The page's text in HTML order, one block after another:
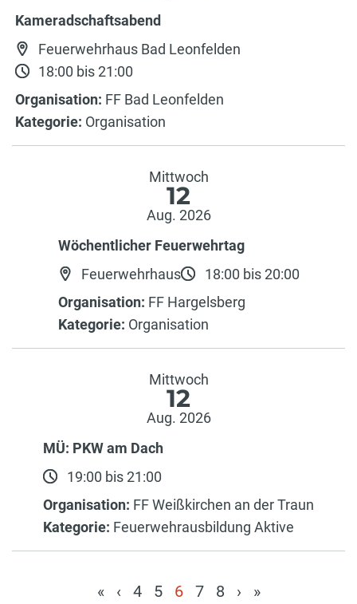
Kameradschaftsabend
Feuerwehrhaus Bad Leonfelden
18:00 bis 21:00
Organisation: FF Bad Leonfelden
Kategorie: Organisation
Mittwoch
12
Aug. 2026
Wöchentlicher Feuerwehrtag
Feuerwehrhaus
18:00 bis 20:00
Organisation: FF Hargelsberg
Kategorie: Organisation
Mittwoch
12
Aug. 2026
MÜ: PKW am Dach
19:00 bis 21:00
Organisation: FF Weißkirchen an der Traun
Kategorie: Feuerwehrausbildung Aktive
« ‹ 4 5 6 7 8 › »